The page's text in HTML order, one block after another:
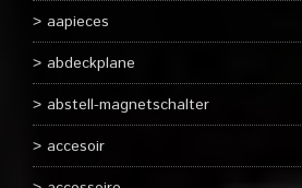
aapieces
abdeckplane
abstell-magnetschalter
accesoir